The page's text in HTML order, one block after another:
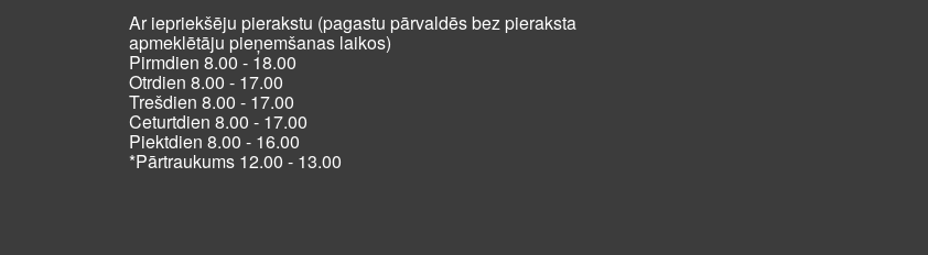
Ar iepriekšēju pierakstu (pagastu pārvaldēs bez pieraksta
apmeklētāju pieņemšanas laikos)
Pirmdien 8.00 - 18.00
Otrdien 8.00 - 17.00
Trešdien 8.00 - 17.00
Ceturtdien 8.00 - 17.00
Piektdien 8.00 - 16.00
*Pārtraukums 12.00 - 13.00